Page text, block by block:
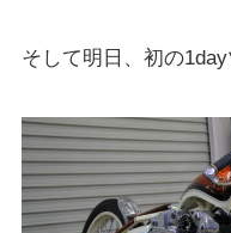
そして明日、初の